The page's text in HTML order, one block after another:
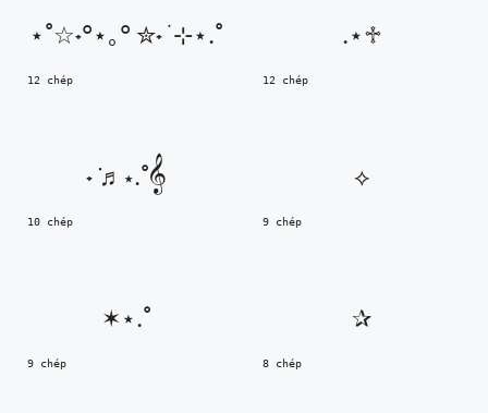
12 chép
⋆˚☆˖°⋆｡° ✮˖ ࣪ ⊹⋆.˚
12 chép
.⋆♱
10 chép
˖ ݁♬⋆.˚𝄞
9 chép
⟡
9 chép
✶⋆.˚
8 chép
✰